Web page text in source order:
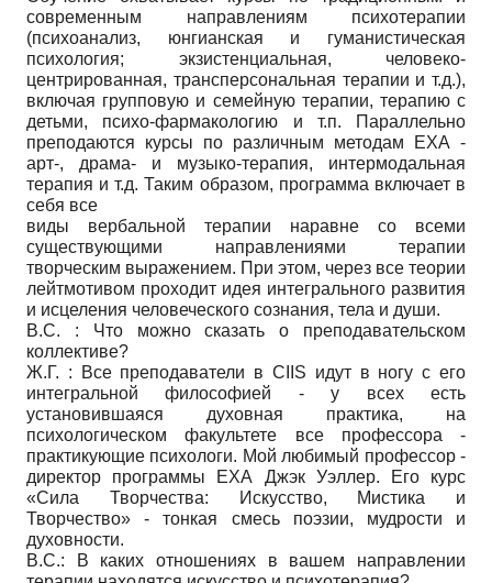
современным направлениям психотерапии
(психоанализ, юнгианская и гуманистическая
психология; экзистенциальная, человеко-
центрированная, трансперсональная терапии и т.д.),
включая групповую и семейную терапии, терапию с
детьми, психо-фармакологию и т.п. Параллельно
преподаются курсы по различным методам ЕХА -
арт-, драма- и музыко-терапия, интермодальная
терапия и т.д. Таким образом, программа включает в
себя все
виды вербальной терапии наравне со всеми
существующими направлениями терапии
творческим выражением. При этом, через все теории
лейтмотивом проходит идея интегрального развития
и исцеления человеческого сознания, тела и души.
В.С. : Что можно сказать о преподавательском
коллективе?
Ж.Г. : Все преподаватели в CIIS идут в ногу с его
интегральной философией - у всех есть
установившаяся духовная практика, на
психологическом факультете все профессора -
практикующие психологи. Мой любимый профессор -
директор программы ЕХА Джэк Уэллер. Его курс
«Сила Творчества: Искусство, Мистика и
Творчество» - тонкая смесь поэзии, мудрости и
духовности.
В.С.: В каких отношениях в вашем направлении